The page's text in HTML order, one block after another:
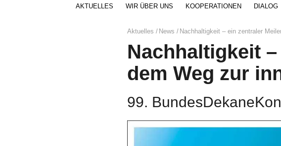
AKTUELLES WIR ÜBER UNS KOOPERATIONEN DIALOG
Seitenpfad:
Aktuelles News Nachhaltigkeit – ein zentraler
Nachhaltigkeit
dem Weg zur
99.